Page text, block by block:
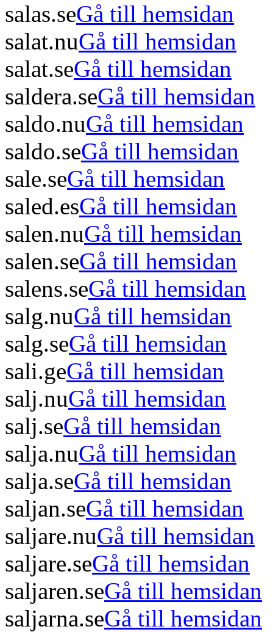
salas.seGå till hemsidan
salat.nuGå till hemsidan
salat.seGå till hemsidan
saldera.seGå till hemsidan
saldo.nuGå till hemsidan
saldo.seGå till hemsidan
sale.seGå till hemsidan
saled.esGå till hemsidan
salen.nuGå till hemsidan
salen.seGå till hemsidan
salens.seGå till hemsidan
salg.nuGå till hemsidan
salg.seGå till hemsidan
sali.geGå till hemsidan
salj.nuGå till hemsidan
salj.seGå till hemsidan
salja.nuGå till hemsidan
salja.seGå till hemsidan
saljan.seGå till hemsidan
saljare.nuGå till hemsidan
saljare.seGå till hemsidan
saljaren.seGå till hemsidan
saljarna.seGå till hemsidan